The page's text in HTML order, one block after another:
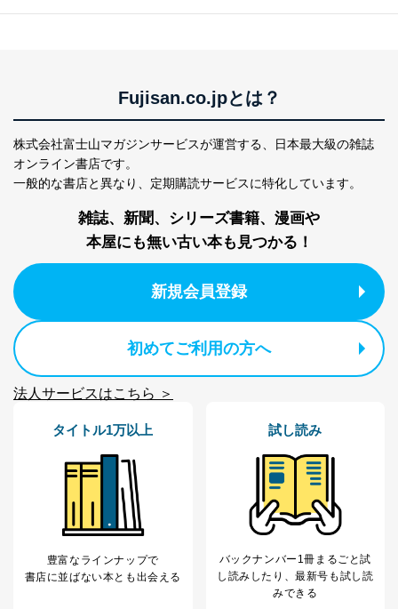
Fujisan.co.jpとは？
株式会社富士山マガジンサービスが運営する、
日本最大級の雑誌
オンライン書店です。
一般的な書店と異なり、 定期購読サービスに特化しています。
雑誌、新聞、シリーズ書籍、漫画や
本屋にも無い古い本も見つかる！
新規会員登録
初めてご利用の方へ
法人サービスはこちら ＞
タイトル1万以上
豊富なラインナップで
書店に並ばない本とも出会える
試し読み
バックナンバー1冊まるごと試
し読み したり、最新号も試し読
みできる